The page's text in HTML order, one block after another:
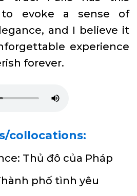
evoke a sense of
and I believe it
experience
forever.
collocations:
Thủ đô của Pháp
phố tình yêu